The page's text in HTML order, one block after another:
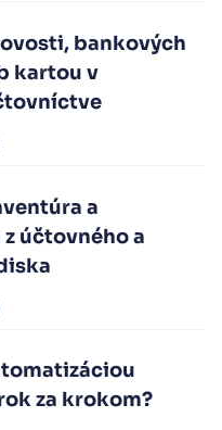
bankových
kartou v
a
účtovného a
za krokom?